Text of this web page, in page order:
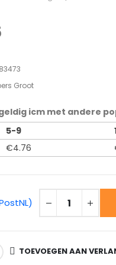
Groot
geldig icm met andere
5-9
€4.76
TOEVOEGEN AAN